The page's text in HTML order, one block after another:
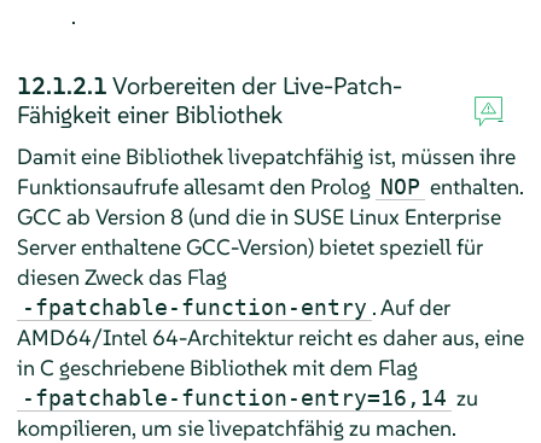
.
12.1.2.1Vorbereiten der Live-Patch-
Fähigkeit einer Bibliothek
Damit eine Bibliothek livepatchfähig ist, müssen ihre
Funktionsaufrufe allesamt den Prolog NOP enthalten.
GCC ab Version 8 (und die in SUSE Linux Enterprise
Server enthaltene GCC-Version) bietet speziell für
diesen Zweck das Flag
-fpatchable-function-entry . Auf der
AMD64/Intel 64-Architektur reicht es daher aus, eine
in C geschriebene Bibliothek mit dem Flag
‑fpatchable-function-entry=16,14 zu
kompilieren, um sie livepatchfähig zu machen.